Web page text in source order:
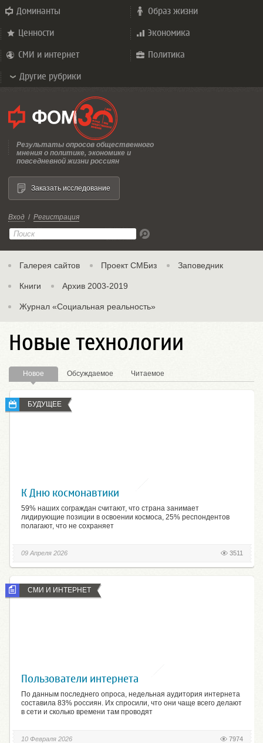
Доминанты Образ жизни
Ценности Экономика
СМИ и интернет Политика
Другие рубрики
Результаты опросов общественного
мнения о политике, экономике и
повседневной жизни россиян
Вход / Регистрация
Галерея сайтов Проект СМБиз Заповедник
Книги Архив 2003-2019
Журнал «Социальная реальность»
Заказать исследование
Новые технологии
Новое Обсуждаемое Читаемое
БУДУЩЕЕ
К Дню космонавтики
59% наших сограждан считают, что страна занимает
лидирующие позиции в освоении космоса, 25% респондентов
полагают, что не сохраняет
3511
09 Апреля 2026
СМИ И ИНТЕРНЕТ
Пользователи интернета
По данным последнего опроса, недельная аудитория интернета
составила 83% россиян. Их спросили, что они чаще всего делают
в сети и сколько времени там проводят
7974
10 Февраля 2026